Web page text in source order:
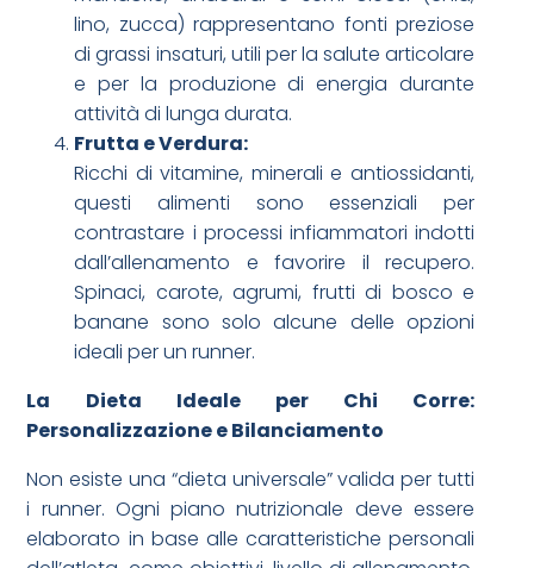
lino, zucca) rappresentano fonti preziose
di grassi insaturi, utili per la salute articolare
e per la produzione di energia durante
attività di lunga durata.
Frutta e Verdura:
Ricchi di vitamine, minerali e antiossidanti,
questi alimenti sono essenziali per
contrastare i processi infiammatori indotti
dall’allenamento e favorire il recupero.
Spinaci, carote, agrumi, frutti di bosco e
banane sono solo alcune delle opzioni
ideali per un runner.
La Dieta Ideale per Chi Corre:
Personalizzazione e Bilanciamento
Non esiste una “dieta universale” valida per tutti
i runner. Ogni piano nutrizionale deve essere
elaborato in base alle caratteristiche personali